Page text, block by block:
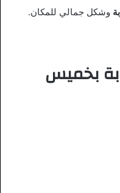
وشكل جمالي للمكان.
بخميس